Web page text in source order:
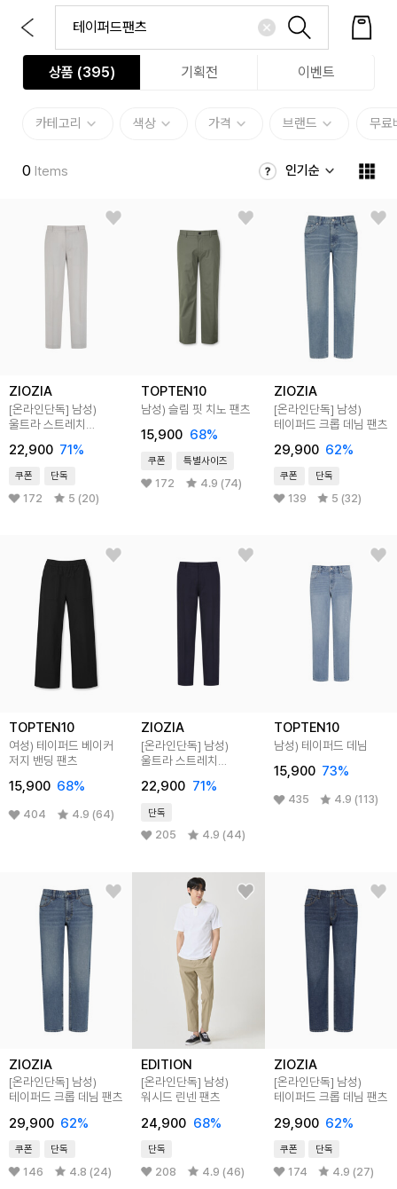
상품 (395) 기획전 이벤트
카테고리 색상 가격 브랜드 무료
0 Items 인기순
ZIOZIA
[온라인단독] 남성)
울트라 스트레치
22,900 71%
쿠폰 단독
172 5 (20)
TOPTEN10
남성) 슬림 핏 치노 팬츠
15,900 68%
쿠폰 특별사이즈
172 4.9 (74)
ZIOZIA
[온라인단독] 남성)
테이퍼드 크롭 데님 팬츠
29,900 62%
쿠폰 단독
139 5 (32)
TOPTEN10
여성) 테이퍼드 베이커
저지 밴딩 팬츠
15,900 68%
404 4.9 (64)
ZIOZIA
[온라인단독] 남성)
울트라 스트레치
22,900 71 %
단독
205 4.9 (44)
TOPTEN10
남성) 테이퍼드 데님
15,900 73%
435 4.9 (113)
ZIOZIA
[온라인단독] 남성)
테이퍼드 크롭 데님 팬츠
29,900 62%
쿠폰 단독
146 4.8 (24)
EDITION
[온라인단독] 남성)
워시드 린넨 팬츠
24,900 68%
단독
208 4.9 (46)
ZIOZIA
[온라인단독] 남성)
테이퍼드 크롭 데님 팬츠
29,900 62%
쿠폰 단독
174 4.9 (27)